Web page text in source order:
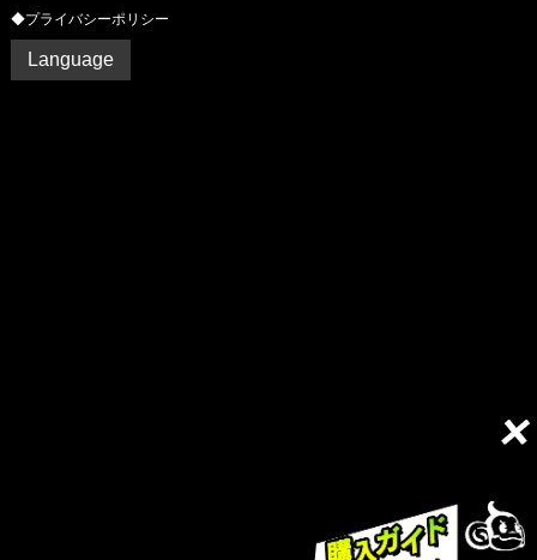
◆プライバシーポリシー
Language